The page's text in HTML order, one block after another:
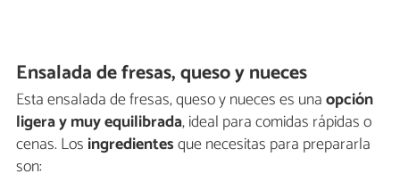
Ensalada de fresas, queso y nueces
Esta ensalada de fresas, queso y nueces es unaopción
ligera y muy equilibrada, ideal para comidas rápidas o
cenas. Los ingredientesque necesitas para prepararla
son: